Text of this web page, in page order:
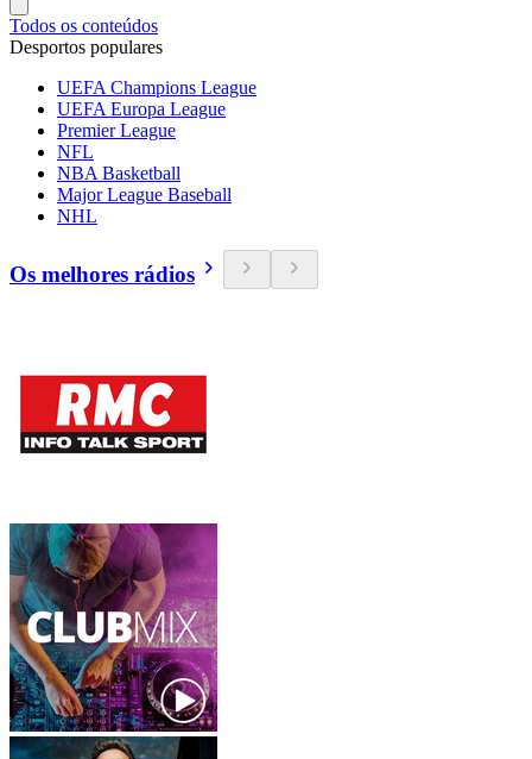
Todos os conteúdos
Desportos populares
UEFA Champions League
UEFA Europa League
Premier League
NFL
NBA Basketball
Major League Baseball
NHL
Os melhores rádios